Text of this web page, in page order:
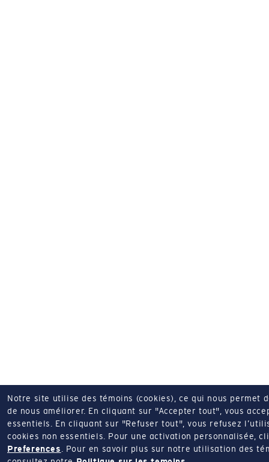
Notre site utilise des témoins (cookies), ce qui nous permet
de nous améliorer. En cliquant sur "Accepter tout", vous
essentiels.
En cliquant sur "Refuser tout", vous refusez
cookies non essentiels.
Pour une activation personnalisée,
Preferences
Pour en savoir plus sur notre utilisation des